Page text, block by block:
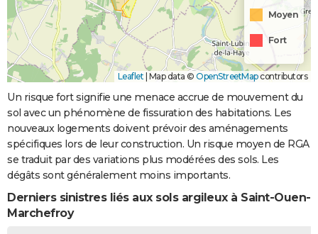
Moyen
Fort
Leaflet Map data © OpenStreetMapcontributors
Un risque fort signifie une menace accrue de mouvement du
sol avec un phénomène de fissuration des habitations. Les
nouveaux logements doivent prévoir des aménagements
spécifiques lors de leur construction. Un risque moyen de RGA
se traduit par des variations plus modérées des sols. Les
dégâts sont généralement moins importants.
Derniers sinistres liés aux sols argileux à Saint-Ouen-
Marchefroy